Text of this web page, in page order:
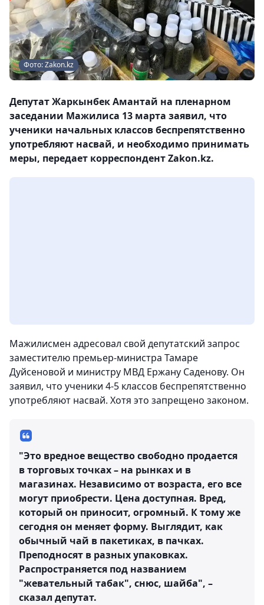
Фото: Zakon.kz
Депутат Жаркынбек Амантай на пленарном
заседании Мажилиса 13 марта заявил, что
ученики начальных классов беспрепятственно
употребляют насвай, и необходимо принимать
меры, передает корреспондент Zakon.kz.
Мажилисмен адресовал свой депутатский запрос
заместителю премьер-министра Тамаре
Дуйсеновой и министру МВД Ержану Саденову. Он
заявил, что ученики 4-5 классов беспрепятственно
употребляют насвай. Хотя это запрещено законом.
"Это вредное вещество свободно продается
в торговых точках – на рынках и в
магазинах. Независимо от возраста, его все
могут приобрести. Цена доступная. Вред,
который он приносит, огромный. К тому же
сегодня он меняет форму. Выглядит, как
обычный чай в пакетиках, в пачках.
Преподносят в разных упаковках.
Распространяется под названием
"жевательный табак", снюс, шайба", –
сказал депутат.